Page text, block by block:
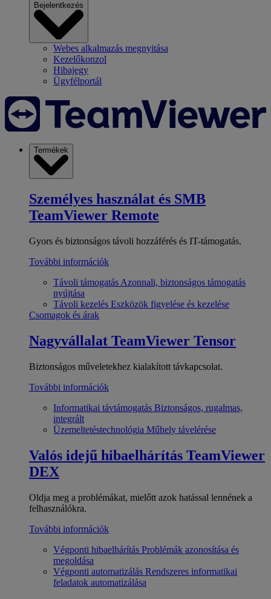
Bejelentkezés
Webes alkalmazás megnyitása
Kezelőkonzol
Hibajegy
Ügyfélportál
Termékek
Személyes használat és SMB
TeamViewer Remote
Gyors és biztonságos távoli hozzáférés és IT-támogatás.
További információk
Távoli támogatás Azonnali, biztonságos támogatás
nyújtása
Távoli kezelés Eszközök figyelése és kezelése
Csomagok és árak
Nagyvállalat TeamViewer Tensor
Biztonságos műveletekhez kialakított távkapcsolat.
További információk
Informatikai távtámogatás Biztonságos, rugalmas,
integrált
Üzemeltetéstechnológia Műhely távelérése
Valós idejű hibaelhárítás TeamViewer
DEX
Oldja meg a problémákat, mielőtt azok hatással lennének a
felhasználókra.
További információk
Végponti hibaelhárítás Problémák azonosítása és
megoldása
Végponti automatizálás Rendszeres informatikai
feladatok automatizálása